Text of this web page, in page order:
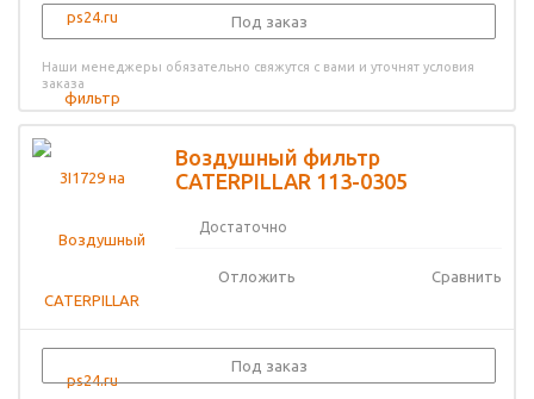
Под заказ
Наши менеджеры обязательно свяжутся с вами и уточнят условия
заказа
Воздушный фильтр
CATERPILLAR 113-0305
Достаточно
Отложить Сравнить
Под заказ